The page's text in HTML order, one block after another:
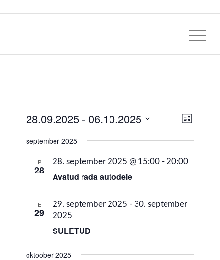
Views
Event
Nimekirja
28.09.2025 - 06.10.2025
date.
september 2025
P
28
28. september 2025 @ 15:00 - 20:00
Avatud rada autodele
E
29
29. september 2025 - 30. september
2025
SULETUD
oktoober 2025